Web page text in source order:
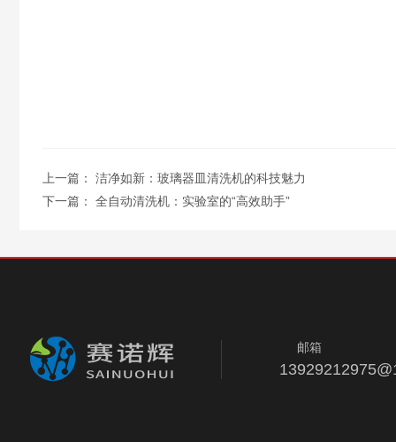
上一篇： 洁净如新：玻璃器皿清洗机的科技魅力
下一篇： 全自动清洗机：实验室的“高效助手”
邮箱